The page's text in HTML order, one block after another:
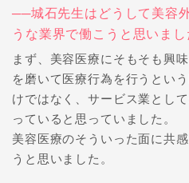
──城石先生はどうして美容
うな業界で働こうと思いまし
まず、美容医療にそもそも興
を磨いて医療行為を行うとい
けではなく、サービス業とし
っていると思っていました。
美容医療のそういった面に共
うと思いました。